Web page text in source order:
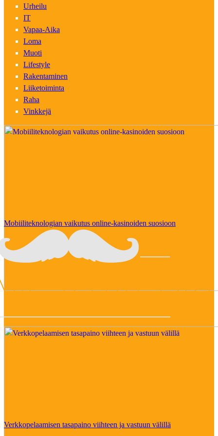
Urheilu
IT
Vapaa-Aika
Loma
Muoti
Lifestyle
Rakentaminen
Liiketoiminta
Raha
Vinkkejä
Mobiiliteknologian vaikutus online-kasinoiden suosioon
Verkkopelaamisen tasapaino viihteen ja vastuun välillä